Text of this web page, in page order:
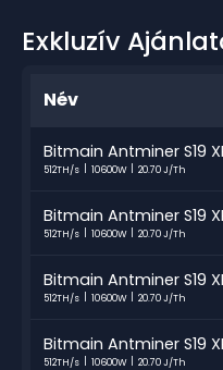
Exkluzív
Név
Bitmain Antminer S19
512TH/s 10600W 20.70 J/Th
Bitmain Antminer S19
512TH/s 10600W 20.70 J/Th
Bitmain Antminer S19
512TH/s 10600W 20.70 J/Th
Bitmain Antminer S19
512TH/s 10600W 20.70 J/Th